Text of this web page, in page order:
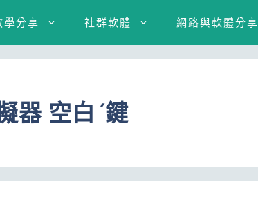
學分享 社群軟體 網路與軟體分享
器 空白ˊ鍵